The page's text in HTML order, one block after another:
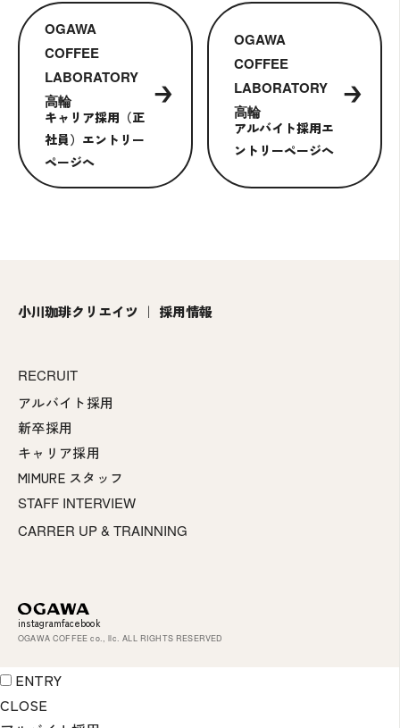
OGAWA
COFFEE
LABORATORY
高輪
キャリア採用（正
社員）エントリー
ページへ
→
OGAWA
COFFEE
LABORATORY
高輪
アルバイト採用エ
ントリーページへ
→
小川珈琲クリエイツ ｜ 採用情報
RECRUIT
アルバイト採用
新卒採用
キャリア採用
MIMURE スタッフ
STAFF INTERVIEW
CARRER UP & TRAINNING
instagramfacebook
OGAWA COFFEE co., llc. ALL RIGHTS RESERVED
ENTRY
CLOSE